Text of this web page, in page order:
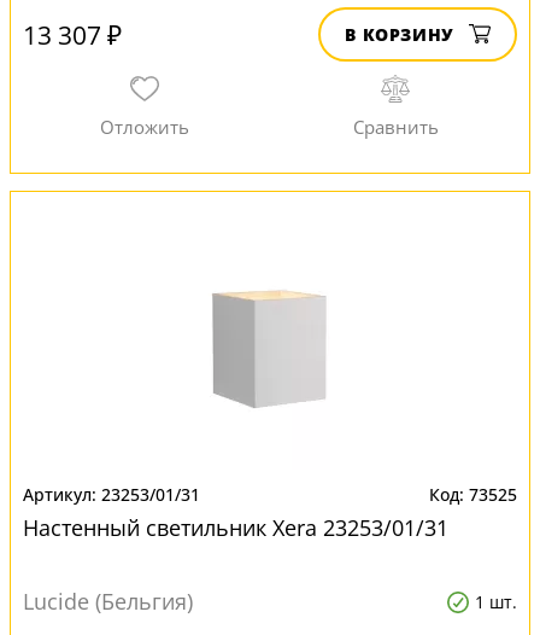
13 307 ₽ В КОРЗИНУ
23253/01/31 73525
Настенный светильник Xera 23253/01/31
Lucide (Бельгия) 1 шт.